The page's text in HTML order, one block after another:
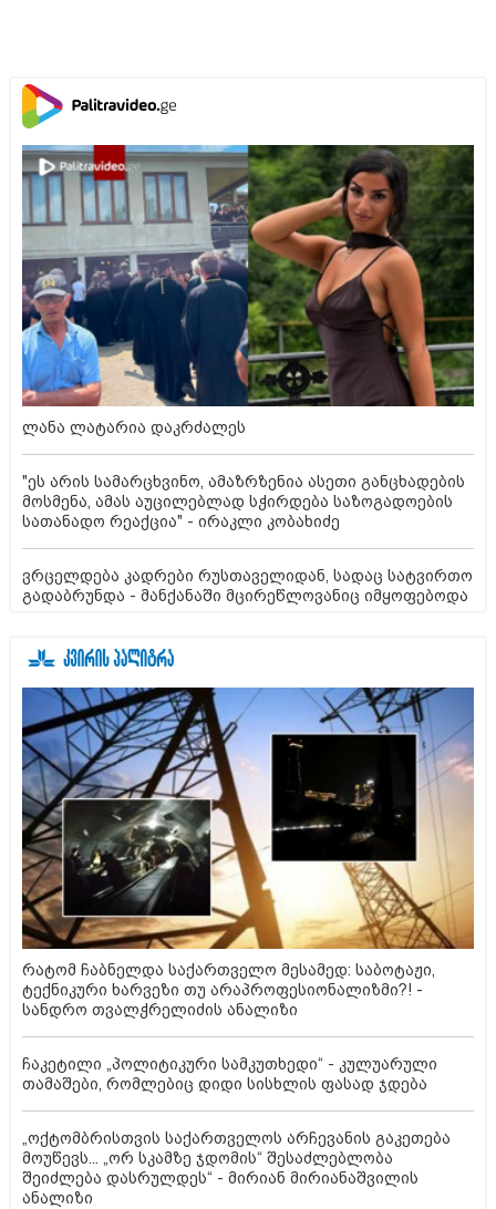
ლანა ლატარია დაკრძალეს
"ეს არის სამარცხვინო, ამაზრზენია ასეთი განცხადების
მოსმენა, ამას აუცილებლად სჭირდება საზოგადოების
სათანადო რეაქცია" - ირაკლი კობახიძე
ვრცელდება კადრები რუსთაველიდან, სადაც სატვირთო
გადაბრუნდა - მანქანაში მცირეწლოვანიც იმყოფებოდა
რატომ ჩაბნელდა საქართველო მესამედ: საბოტაჟი,
ტექნიკური ხარვეზი თუ არაპროფესიონალიზმი?! -
სანდრო თვალჭრელიძის ანალიზი
ჩაკეტილი „პოლიტიკური სამკუთხედი“ - კულუარული
თამაშები, რომლებიც დიდი სისხლის ფასად ჯდება
„ოქტომბრისთვის საქართველოს არჩევანის გაკეთება
მოუწევს... „ორ სკამზე ჯდომის“ შესაძლებლობა
შეიძლება დასრულდეს“ - მირიან მირიანაშვილის
ანალიზი